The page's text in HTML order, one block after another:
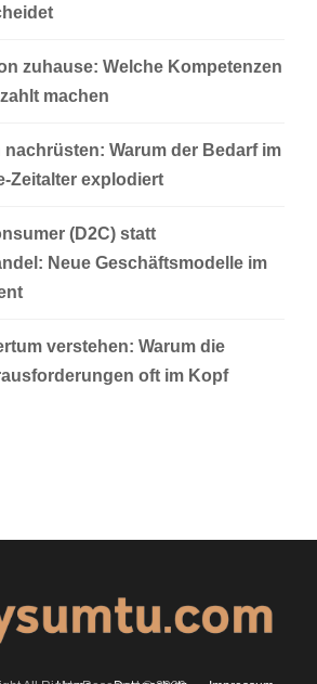
zuhause: Welche Kompetenzen
machen
Warum der Bedarf im
Zeitalter explodiert
(D2C) statt
Neue Geschäftsmodelle im
verstehen: Warum die
oft im Kopf